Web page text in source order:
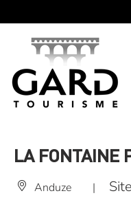
LA FONTAINE
Anduze |